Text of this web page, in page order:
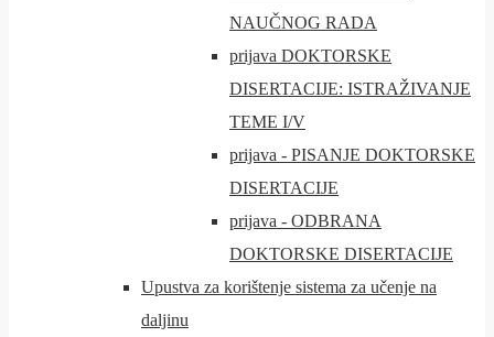
NAUČNOG RADA
prijava DOKTORSKE
DISERTACIJE: ISTRAŽIVANJE
TEME I/V
prijava - PISANJE DOKTORSKE
DISERTACIJE
prijava - ODBRANA
DOKTORSKE DISERTACIJE
Upustva za korištenje sistema za učenje na
daljinu